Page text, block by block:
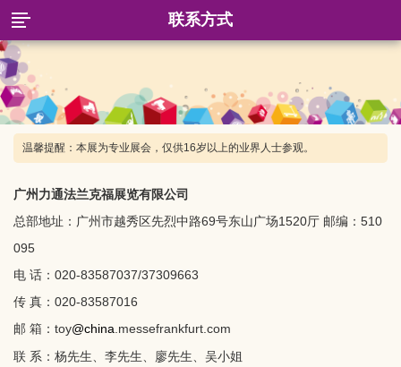
联系方式
温馨提醒：本展为专业展会，仅供16岁以上的业界人士参观。
广州力通法兰克福展览有限公司
总部地址：广州市越秀区先烈中路69号东山广场1520厅 邮编：510
095
电 话：020-83587037/37309663
传 真：020-83587016
邮 箱：toy@china.messefrankfurt.com
联 系： 杨先生、李先生、廖先生、 吴小姐